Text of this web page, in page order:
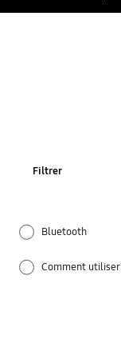
Filtrer
Bluetooth
Comment utiliser